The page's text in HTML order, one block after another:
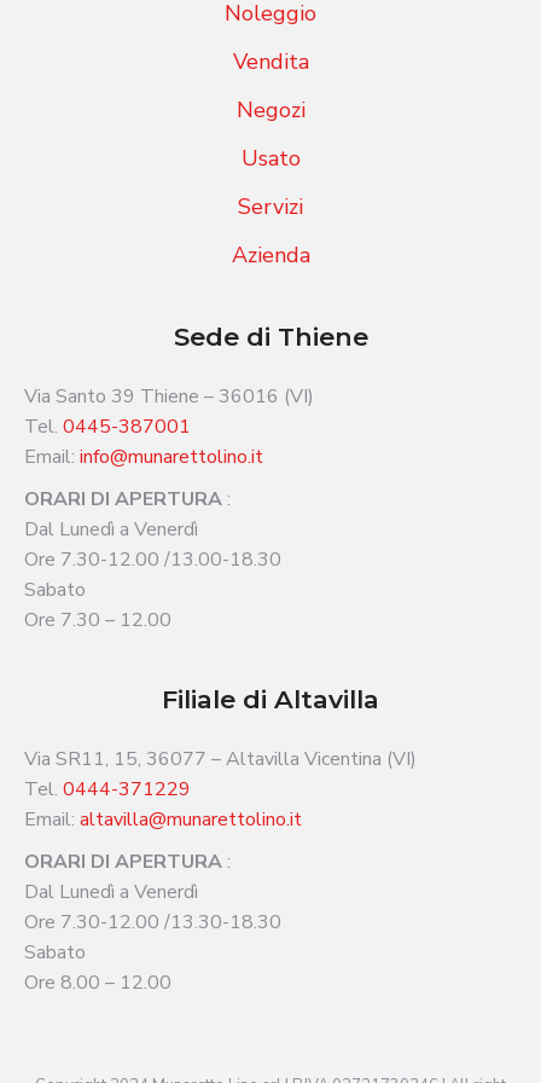
Noleggio
Vendita
Negozi
Usato
Servizi
Azienda
Sede di Thiene
Via Santo 39 Thiene – 36016 (VI)
Tel. 0445-387001
Email: info@munarettolino.it
ORARI DI APERTURA:
Dal Lunedì a Venerdì
Ore 7.30-12.00 /13.00-18.30
Sabato
Ore 7.30 – 12.00
Filiale di Altavilla
Via SR11, 15, 36077 – Altavilla Vicentina (VI)
Tel. 0444-371229
Email: altavilla@munarettolino.it
ORARI DI APERTURA:
Dal Lunedì a Venerdì
Ore 7.30-12.00 /13.30-18.30
Sabato
Ore 8.00 – 12.00